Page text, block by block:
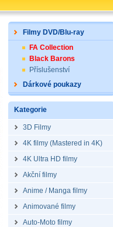
Filmy DVD/Blu-ray
FA Collection
Black Barons
Příslušenství
Dárkové poukazy
Kategorie
3D Filmy
4K filmy (Mastered in 4K)
4K Ultra HD filmy
Akční filmy
Anime / Manga filmy
Animované filmy
Auto-Moto filmy